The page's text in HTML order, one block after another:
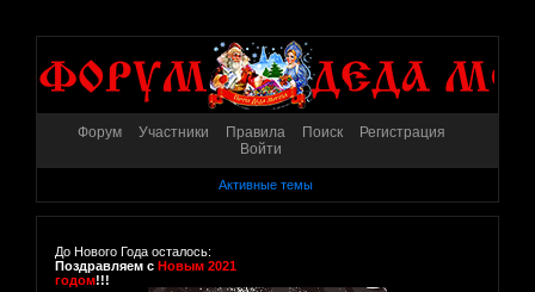
Форум Участники Правила Поиск
Регистрация
Войти
Активные темы
До Нового Года осталось:
Поздравляем с Новым 2021
годом!!!